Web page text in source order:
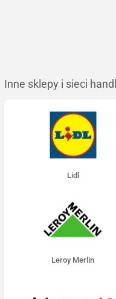
Inne sklepy i sieci
Lidl
Leroy Merlin